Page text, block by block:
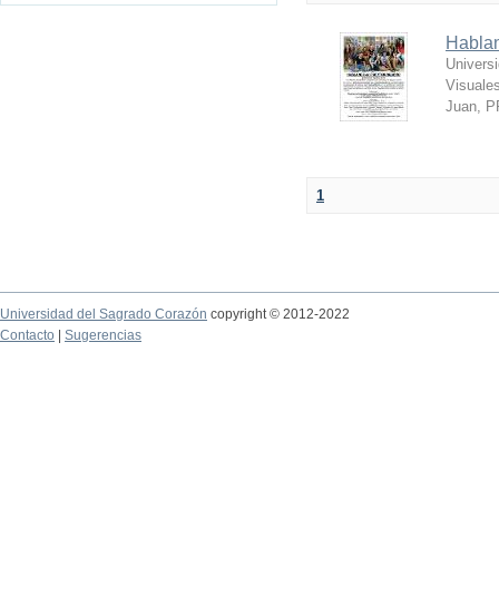
Juan,
1
Universidad del Sagrado Corazón copyright © 2012-2022
Contacto
Sugerencias